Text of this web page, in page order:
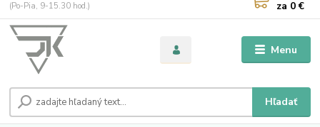
Menu
Hľadať
(Po-Pia, 9-15.30 hod.)
za 0 €